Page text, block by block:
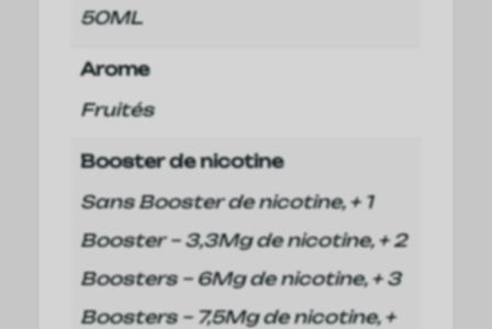
50ML
Arome
Fruités
Booster de nicotine
Sans Booster de nicotine, + 1
Booster – 3,3Mg de nicotine, + 2
Boosters – 6Mg de nicotine, + 3
Boosters – 7,5Mg de nicotine, +